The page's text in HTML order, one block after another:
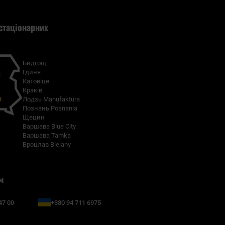
Бидгощ
Гдиня
Катовіце
Краків
Лодзь Manufaktura
Познань Posnania
Щецин
Варшава Blue City
Варшава Tamka
Вроцлав Bielany
00 +380 94 711 6975